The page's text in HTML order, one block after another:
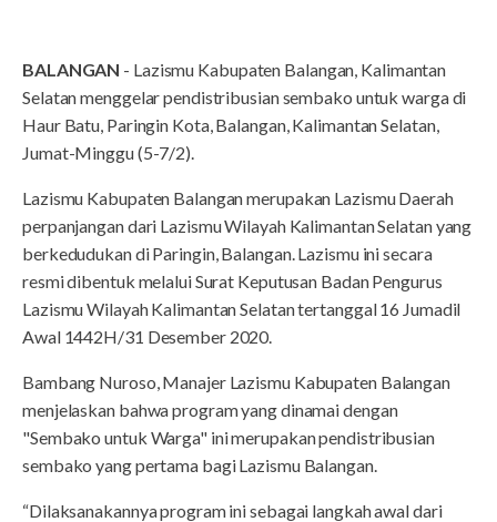
BALANGAN - Lazismu Kabupaten Balangan, Kalimantan
Selatan menggelar pendistribusian sembako untuk warga di
Haur Batu, Paringin Kota, Balangan, Kalimantan Selatan,
Jumat-Minggu (5-7/2).
Lazismu Kabupaten Balangan merupakan Lazismu Daerah
perpanjangan dari Lazismu Wilayah Kalimantan Selatan yang
berkedudukan di Paringin, Balangan. Lazismu ini secara
resmi dibentuk melalui Surat Keputusan Badan Pengurus
Lazismu Wilayah Kalimantan Selatan tertanggal 16 Jumadil
Awal 1442H/31 Desember 2020.
Bambang Nuroso, Manajer Lazismu Kabupaten Balangan
menjelaskan bahwa program yang dinamai dengan
"Sembako untuk Warga" ini merupakan pendistribusian
sembako yang pertama bagi Lazismu Balangan.
“Dilaksanakannya program ini sebagai langkah awal dari